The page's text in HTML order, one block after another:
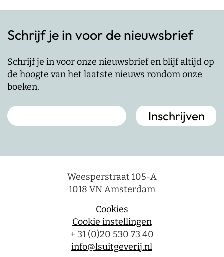
Schrijf je in voor de nieuwsbrief
Schrijf je in voor onze nieuwsbrief en blijf altijd op
de hoogte van het laatste nieuws rondom onze
boeken.
Weesperstraat 105-A
1018 VN Amsterdam
Cookies
Cookie instellingen
+ 31 (0)20 530 73 40
info@lsuitgeverij.nl